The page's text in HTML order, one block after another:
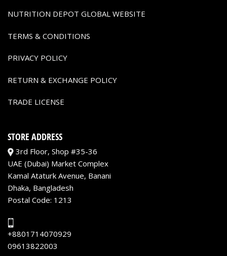
NUTRITION DEPOT GLOBAL WEBSITE
TERMS & CONDITIONS
PRIVACY POLICY
RETURN & EXCHANGE POLICY
TRADE LICENSE
STORE ADDRESS
3rd Floor, Shop #35-36
UAE (Dubai) Market Complex
Kamal Ataturk Avenue, Banani
Dhaka, Bangladesh
Postal Code: 1213
+8801714070929
09613822003